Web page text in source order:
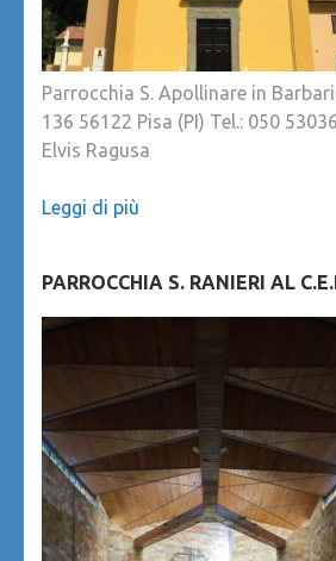
Parrocchia S. Apollinare in
136 56122 Pisa (PI) Tel.: 050
Elvis Ragusa
Leggi di più
PARROCCHIA S. RANIERI AL